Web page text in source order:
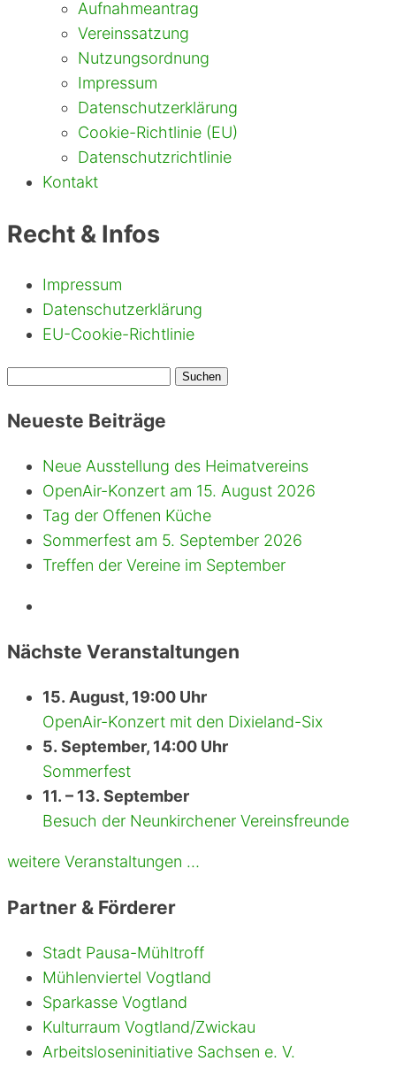
Aufnahmeantrag
Vereinssatzung
Nutzungsordnung
Impressum
Datenschutzerklärung
Cookie-Richtlinie (EU)
Datenschutzrichtlinie
Kontakt
Recht & Infos
Impressum
Datenschutzerklärung
EU-Cookie-Richtlinie
Suchen
Neueste Beiträge
Neue Ausstellung des Heimatvereins
OpenAir-Konzert am 15. August 2026
Tag der Offenen Küche
Sommerfest am 5. September 2026
Treffen der Vereine im September
Nächste Veranstaltungen
15. August, 19:00 Uhr
OpenAir-Konzert mit den Dixieland-Six
5. September, 14:00 Uhr
Sommerfest
11. – 13. September
Besuch der Neunkirchener Vereinsfreunde
weitere Veranstaltungen …
Partner & Förderer
Stadt Pausa-Mühltroff
Mühlenviertel Vogtland
Sparkasse Vogtland
Kulturraum Vogtland/Zwickau
Arbeitsloseninitiative Sachsen e. V.